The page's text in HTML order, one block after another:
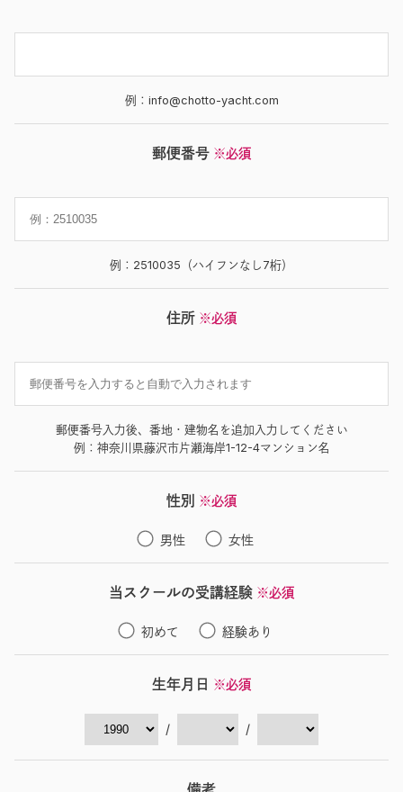
例：info@chotto-yacht.com
郵便番号 ※必須
例：2510035（ハイフンなし7桁）
住所 ※必須
郵便番号入力後、番地・建物名を追加入力してください
例：神奈川県藤沢市片瀬海岸1-12-4マンション名
性別 ※必須
男性 女性
当スクールの受講経験 ※必須
初めて 経験あり
生年月日 ※必須
/ /